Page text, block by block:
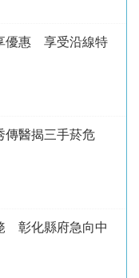
優惠 享受沿線特
醫揭三手菸危
彰化縣府急向中